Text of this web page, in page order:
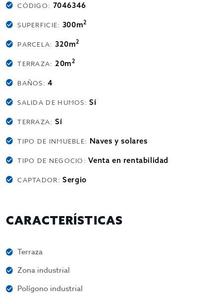
CÓDIGO: 7046346
SUPERFICIE: 300m2
PARCELA: 320m2
TERRAZA: 20m2
BAÑOS:4
SALIDA DE HUMOS:Sí
TERRAZA: Sí
TIPO DE INMUEBLE: Naves y solares
TIPO DE NEGOCIO:Venta en rentabilidad
CAPTADOR:Sergio
CARACTERÍSTICAS
Terraza
Zona industrial
Polígono industrial